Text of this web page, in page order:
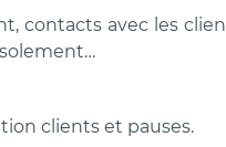
contacts avec les
clients et pauses.